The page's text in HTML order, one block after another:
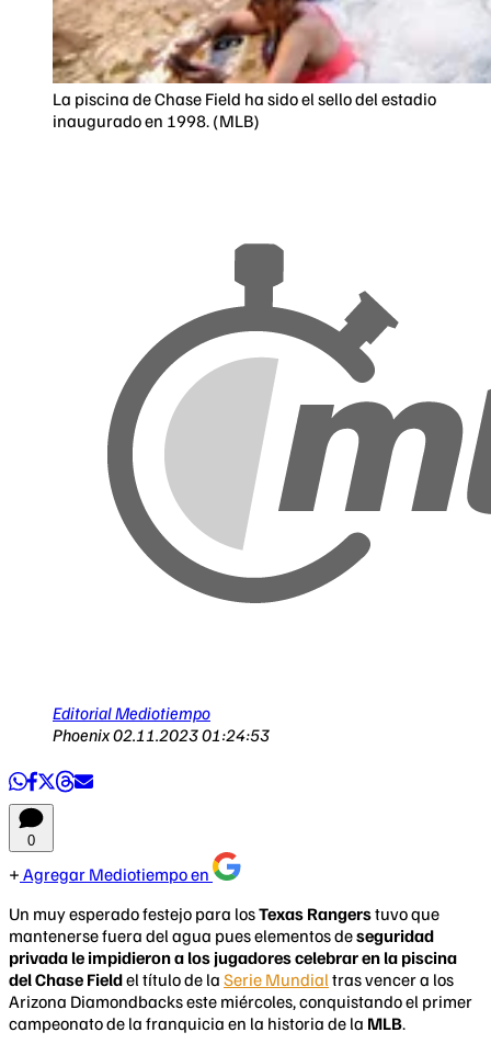
La piscina de Chase Field ha sido el sello del estadio
inaugurado en 1998. (MLB)
Editorial Mediotiempo
Phoenix02.11.2023 01:24:53
0
Agregar Mediotiempo en
Un muy esperado festejo para losTexas Rangerstuvo que
mantenerse fuera del agua pues elementos deseguridad
privada le impidieron a los jugadores celebrar en la piscina
del Chase Fieldel título de la Serie Mundial tras vencer a los
Arizona Diamondbacks este miércoles, conquistando el primer
campeonato de la franquicia en la historia de la MLB.